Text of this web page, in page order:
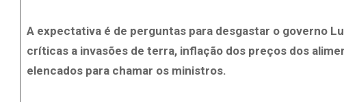
A expectativa é de perguntas para desgastar o governo
críticas a invasões de terra, inflação dos preços dos
elencados para chamar os ministros.